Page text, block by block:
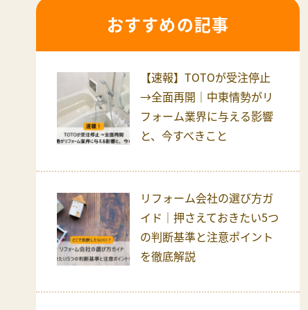
おすすめの記事
【速報】TOTOが受注停止
→全面再開｜中東情勢がリ
フォーム業界に与える影響
と、今すべきこと
リフォーム会社の選び方ガ
イド｜押さえておきたい5つ
の判断基準と注意ポイント
を徹底解説